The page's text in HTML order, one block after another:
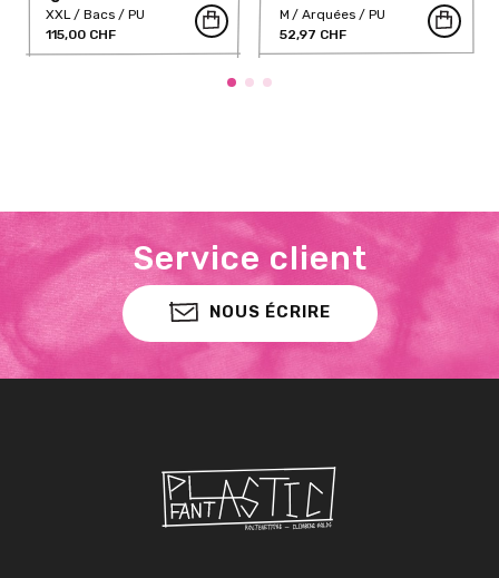
XXL Bacs
PU
115,00 CHF
01 DT
M Arquées
PU
52,97 CHF
Service client
NOUS ÉCRIRE